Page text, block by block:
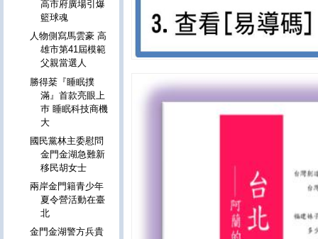
高市府廣場引爆
籃球魂
人物側寫馬雲豪 高
雄市第41屆模範
父親當選人
勝得棻『睡眠撲
滿』首款亮眼上
巿 睡眠科技商機
大
國民黨林主委慰問
金門金湖急難新
移民胡女士
兩岸金門籍青少年
夏令營活動在臺
北
金門金湖警方兵貴